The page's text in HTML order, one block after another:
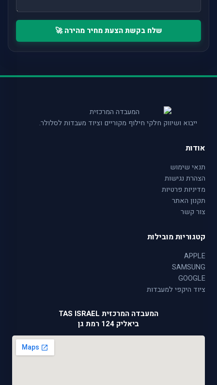
שלח בקשת הצעת מחיר מהירה 🚀
ייבוא ושיווק חלקי חילוף מקוריים וציוד מעבדות לסלולר.
אודות
תנאי שימוש
הצהרת נגישות
מדיניות פרטיות
תקנון האתר
צור קשר
קטגוריות מובילות
APPLE
SAMSUNG
GOOGLE
ציוד היקפי למעבדות
המעבדה המרכזית TAS ISRAEL
ביאליק 124 רמת גן